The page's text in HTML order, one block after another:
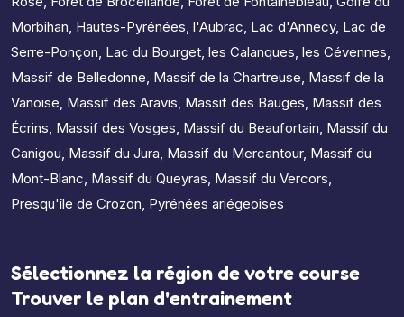
Morbihan, Hautes-Pyrénées, l'Aubrac, Lac d'Annecy, Lac de
Serre-Ponçon, Lac du Bourget, les Calanques, les Cévennes,
Massif de Belledonne, Massif de la Chartreuse, Massif de la
Vanoise, Massif des Aravis, Massif des Bauges, Massif des
Écrins, Massif des Vosges, Massif du Beaufortain, Massif du
Canigou, Massif du Jura, Massif du Mercantour, Massif du
Mont-Blanc, Massif du Queyras, Massif du Vercors,
Presqu'île de Crozon, Pyrénées ariégeoises
Sélectionnez la région de votre course
Trouver le plan d'entrainement